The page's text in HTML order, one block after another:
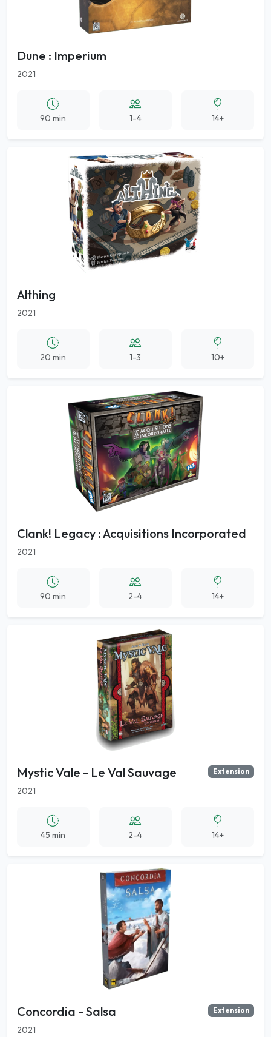
Dune : Imperium
2021
90 min 1-4 14+
Althing
2021
20 min 1-3 10+
Clank! Legacy : Acquisitions Incorporated
2021
90 min 2-4 14+
Mystic Vale - Le Val Sauvage Extension
2021
45 min 2-4 14+
Concordia - Salsa Extension
2021